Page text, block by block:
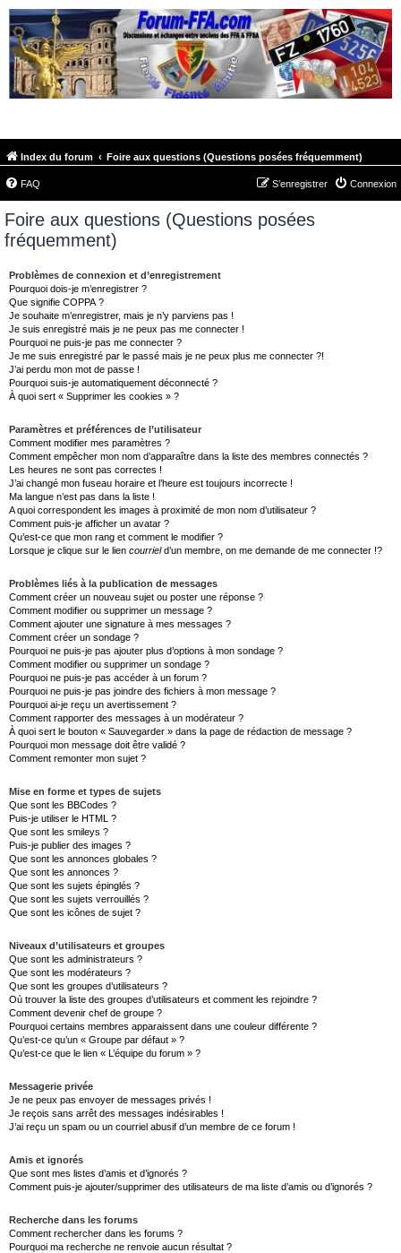
Index du forum Foire aux questions (Questions posées fréquemment)
FAQ Connexion
S’enregistrer
Foire aux questions (Questions posées
fréquemment)
Problèmes de connexion et d’enregistrement
Pourquoi dois-je m’enregistrer ?
Que signifie COPPA ?
Je souhaite m’enregistrer, mais je n’y parviens pas !
Je suis enregistré mais je ne peux pas me connecter !
Pourquoi ne puis-je pas me connecter ?
Je me suis enregistré par le passé mais je ne peux plus me connecter ?!
J’ai perdu mon mot de passe !
Pourquoi suis-je automatiquement déconnecté ?
À quoi sert « Supprimer les cookies » ?
Paramètres et préférences de l’utilisateur
Comment modifier mes paramètres ?
Comment empêcher mon nom d’apparaître dans la liste des membres connectés ?
Les heures ne sont pas correctes !
J’ai changé mon fuseau horaire et l’heure est toujours incorrecte !
Ma langue n’est pas dans la liste !
A quoi correspondent les images à proximité de mon nom d’utilisateur ?
Comment puis-je afficher un avatar ?
Qu’est-ce que mon rang et comment le modifier ?
Lorsque je clique sur le lien courrield’un membre, on me demande de me connecter !?
Problèmes liés à la publication de messages
Comment créer un nouveau sujet ou poster une réponse ?
Comment modifier ou supprimer un message ?
Comment ajouter une signature à mes messages ?
Comment créer un sondage ?
Pourquoi ne puis-je pas ajouter plus d’options à mon sondage ?
Comment modifier ou supprimer un sondage ?
Pourquoi ne puis-je pas accéder à un forum ?
Pourquoi ne puis-je pas joindre des fichiers à mon message ?
Pourquoi ai-je reçu un avertissement ?
Comment rapporter des messages à un modérateur ?
À quoi sert le bouton « Sauvegarder » dans la page de rédaction de message ?
Pourquoi mon message doit être validé ?
Comment remonter mon sujet ?
Mise en forme et types de sujets
Que sont les BBCodes ?
Puis-je utiliser le HTML ?
Que sont les smileys ?
Puis-je publier des images ?
Que sont les annonces globales ?
Que sont les annonces ?
Que sont les sujets épinglés ?
Que sont les sujets verrouillés ?
Que sont les icônes de sujet ?
Niveaux d’utilisateurs et groupes
Que sont les administrateurs ?
Que sont les modérateurs ?
Que sont les groupes d’utilisateurs ?
Où trouver la liste des groupes d’utilisateurs et comment les rejoindre ?
Comment devenir chef de groupe ?
Pourquoi certains membres apparaissent dans une couleur différente ?
Qu’est-ce qu’un « Groupe par défaut » ?
Qu’est-ce que le lien « L’équipe du forum » ?
Messagerie privée
Je ne peux pas envoyer de messages privés !
Je reçois sans arrêt des messages indésirables !
J’ai reçu un spam ou un courriel abusif d’un membre de ce forum !
Amis et ignorés
Que sont mes listes d’amis et d’ignorés ?
Comment puis-je ajouter/supprimer des utilisateurs de ma liste d’amis ou d’ignorés ?
Recherche dans les forums
Comment rechercher dans les forums ?
Pourquoi ma recherche ne renvoie aucun résultat ?